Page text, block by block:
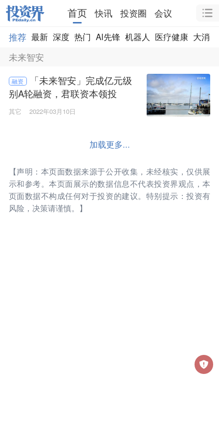
首页 快讯 投资圈
会议
推荐 最新 深度 热门 AI先锋 机器人 医疗健康 大消费
未来智安
融资
「未来智安」完成亿元级
别A轮融资，君联资本领投
其它 2022年03月10日
加载更多...
【声明：本页面数据来源于公开收集，未经核实，仅供展
示和参考。本页面展示的数据信息不代表投资界观点，本
页面数据不构成任何对于投资的建议。特别提示：投资有
风险，决策请谨慎。】